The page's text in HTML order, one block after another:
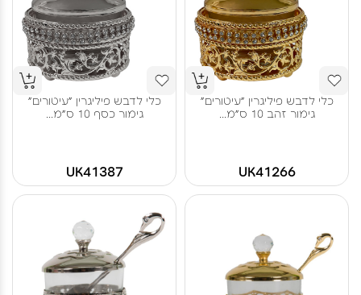
כלי לדבש פיליגרין "עיטורים"
גימור זהב 10 ס"מ...
UK41266
כלי לדבש פיליגרין "עיטורים"
גימור כסף 10 ס"מ...
UK41387